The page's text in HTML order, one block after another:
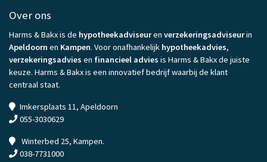
Over ons
Harms & Bakx is de hypotheekadviseuren verzekeringsadviseurin
Apeldoorn en Kampen. Voor onafhankelijk hypotheekadvies,
verzekeringsadvies en financieel advies is Harms & Bakx de juiste
keuze. Harms & Bakx is een innovatief bedrijf waarbij de klant
centraal staat.
Imkersplaats 11, Apeldoorn
055-3030629
Winterbed 25, Kampen.
038-7731000